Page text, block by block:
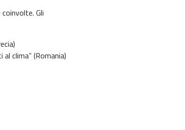
Gli
clima” (Romania)